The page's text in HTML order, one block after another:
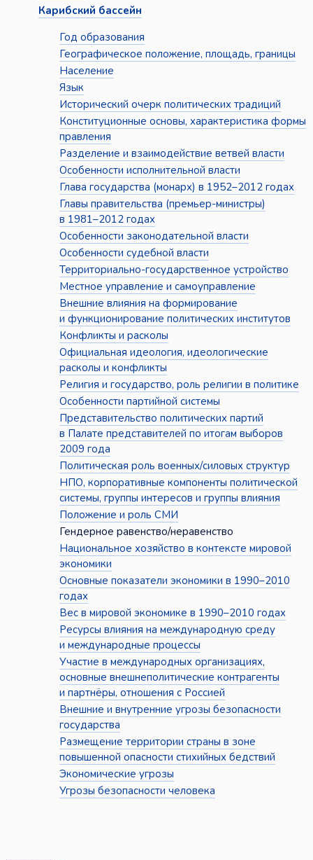
Карибский бассейн
Год образования
Географическое положение, площадь, границы
Население
Язык
Исторический очерк политических традиций
Конституционные основы, характеристика формы
правления
Разделение и взаимодействие ветвей власти
Особенности исполнительной власти
Глава государства (монарх) в 1952–2012 годах
Главы правительства (премьер-министры)
в 1981–2012 годах
Особенности законодательной власти
Особенности судебной власти
Территориально-государственное устройство
Местное управление и самоуправление
Внешние влияния на формирование
и функционирование политических институтов
Конфликты и расколы
Официальная идеология, идеологические
расколы и конфликты
Религия и государство, роль религии в политике
Особенности партийной системы
Представительство политических партий
в Палате представителей по итогам выборов
2009 года
Политическая роль военных/силовых структур
НПО, корпоративные компоненты политической
системы, группы интересов и группы влияния
Положение и роль СМИ
Гендерное равенство/неравенство
Национальное хозяйство в контексте мировой
экономики
Основные показатели экономики в 1990–2010
годах
Вес в мировой экономике в 1990–2010 годах
Ресурсы влияния на международную среду
и международные процессы
Участие в международных организациях,
основные внешнеполитические контрагенты
и партнёры, отношения с Россией
Внешние и внутренние угрозы безопасности
государства
Размещение территории страны в зоне
повышенной опасности стихийных бедствий
Экономические угрозы
Угрозы безопасности человека